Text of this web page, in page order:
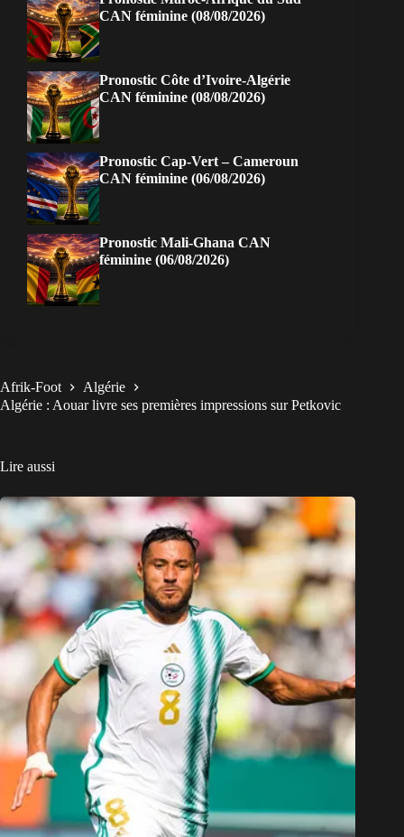
CAN féminine (08/08/2026)
Pronostic Côte d’Ivoire-Algérie
CAN féminine (08/08/2026)
Pronostic Cap-Vert – Cameroun
CAN féminine (06/08/2026)
Pronostic Mali-Ghana CAN
féminine (06/08/2026)
Afrik-Foot
Algérie
Algérie : Aouar livre ses premières impressions sur Petkovic
Lire aussi